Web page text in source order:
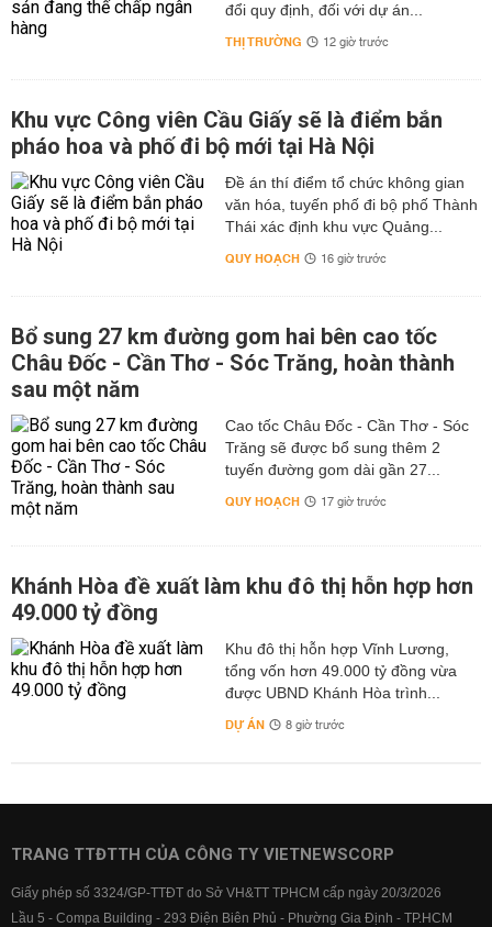
đổi quy định, đối với dự án...
THỊ TRƯỜNG 12 giờ trước
Khu vực Công viên Cầu Giấy sẽ là điểm bắn
pháo hoa và phố đi bộ mới tại Hà Nội
Đề án thí điểm tổ chức không gian
văn hóa, tuyến phố đi bộ phố Thành
Thái xác định khu vực Quảng...
QUY HOẠCH 16 giờ trước
Bổ sung 27 km đường gom hai bên cao tốc
Châu Đốc - Cần Thơ - Sóc Trăng, hoàn thành
sau một năm
Cao tốc Châu Đốc - Cần Thơ - Sóc
Trăng sẽ được bổ sung thêm 2
tuyến đường gom dài gần 27...
QUY HOẠCH 17 giờ trước
Khánh Hòa đề xuất làm khu đô thị hỗn hợp hơn
49.000 tỷ đồng
Khu đô thị hỗn hợp Vĩnh Lương,
tổng vốn hơn 49.000 tỷ đồng vừa
được UBND Khánh Hòa trình...
DỰ ÁN 8 giờ trước
TRANG TTĐTTH CỦA CÔNG TY VIETNEWSCORP
Giấy phép số 3324/GP-TTĐT do Sở VH&TT TPHCM cấp ngày 20/3/2026
Lầu 5 - Compa Building - 293 Điện Biên Phủ - Phường Gia Định - TP.HCM